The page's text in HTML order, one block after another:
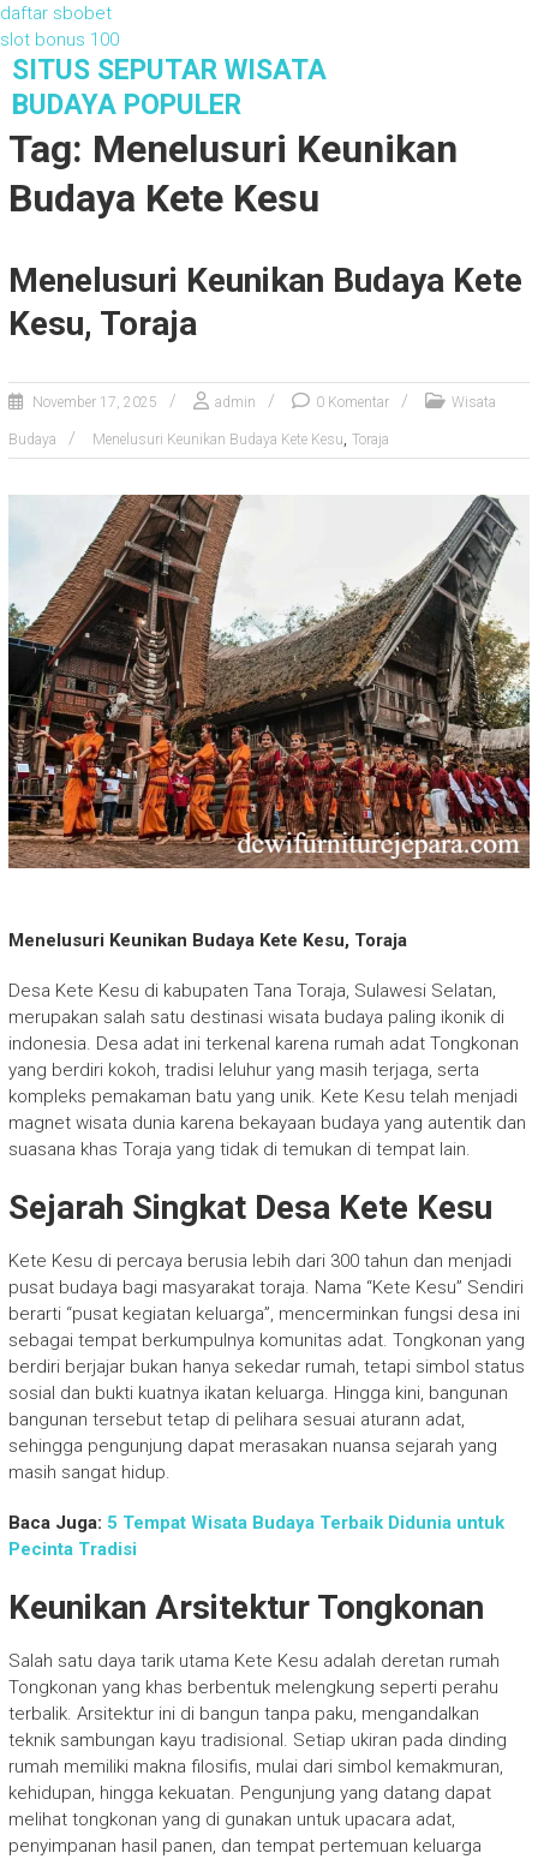
daftar sbobet
slot bonus 100
SITUS SEPUTAR WISATA
BUDAYA POPULER
Tag: Menelusuri Keunikan
Budaya Kete Kesu
Menelusuri Keunikan Budaya Kete
Kesu, Toraja
November 17, 2025 admin 0 Komentar Wisata
Budaya Menelusuri Keunikan Budaya Kete Kesu, Toraja
Menelusuri Keunikan Budaya Kete Kesu, Toraja
Desa Kete Kesu di kabupaten Tana Toraja, Sulawesi Selatan,
merupakan salah satu destinasi wisata budaya paling ikonik di
indonesia. Desa adat ini terkenal karena rumah adat Tongkonan
yang berdiri kokoh, tradisi leluhur yang masih terjaga, serta
kompleks pemakaman batu yang unik. Kete Kesu telah menjadi
magnet wisata dunia karena bekayaan budaya yang autentik dan
suasana khas Toraja yang tidak di temukan di tempat lain.
Sejarah Singkat Desa Kete Kesu
Kete Kesu di percaya berusia lebih dari 300 tahun dan menjadi
pusat budaya bagi masyarakat toraja. Nama “Kete Kesu” Sendiri
berarti “pusat kegiatan keluarga”, mencerminkan fungsi desa ini
sebagai tempat berkumpulnya komunitas adat. Tongkonan yang
berdiri berjajar bukan hanya sekedar rumah, tetapi simbol status
sosial dan bukti kuatnya ikatan keluarga. Hingga kini, bangunan
bangunan tersebut tetap di pelihara sesuai aturann adat,
sehingga pengunjung dapat merasakan nuansa sejarah yang
masih sangat hidup.
Baca Juga: 5 Tempat Wisata Budaya Terbaik Didunia untuk
Pecinta Tradisi
Keunikan Arsitektur Tongkonan
Salah satu daya tarik utama Kete Kesu adalah deretan rumah
Tongkonan yang khas berbentuk melengkung seperti perahu
terbalik. Arsitektur ini di bangun tanpa paku, mengandalkan
teknik sambungan kayu tradisional. Setiap ukiran pada dinding
rumah memiliki makna filosifis, mulai dari simbol kemakmuran,
kehidupan, hingga kekuatan. Pengunjung yang datang dapat
melihat tongkonan yang di gunakan untuk upacara adat,
penyimpanan hasil panen, dan tempat pertemuan keluarga